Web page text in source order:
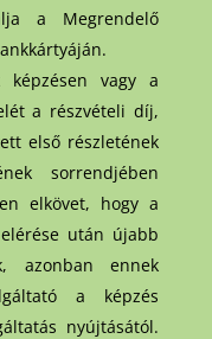
a Megrendelő
képzésen vagy a
a részvételi díj,
első részletének
sorrendjében
elkövet, hogy a
után újabb
azonban ennek
a képzés
nyújtásától.